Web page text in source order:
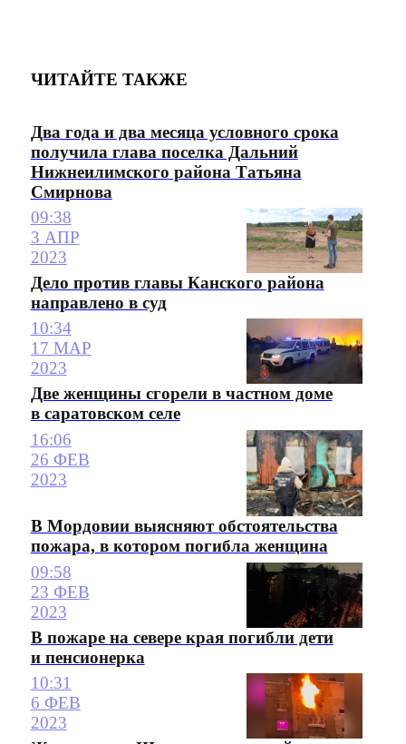
ЧИТАЙТЕ ТАКЖЕ
Два года и два месяца условного срока
получила глава поселка Дальний
Нижнеилимского района Татьяна
Смирнова
09:38
3 АПР
2023
Дело против главы Канского района
направлено в суд
10:34
17 МАР
2023
Две женщины сгорели в частном доме
в саратовском селе
16:06
26 ФЕВ
2023
В Мордовии выясняют обстоятельства
пожара, в котором погибла женщина
09:58
23 ФЕВ
2023
В пожаре на севере края погибли дети
и пенсионерка
10:31
6 ФЕВ
2023